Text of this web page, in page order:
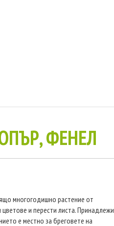
ФЕНЕЛ
многогодишно растение от
и перести листа. Принадлежи
е местно за бреговете на